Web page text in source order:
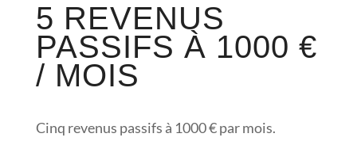
5 REVENUS
PASSIFS À 1000 €
/ MOIS
Cinq revenus passifs à 1000 € par mois.